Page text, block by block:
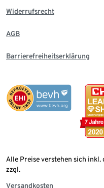
Widerrufsrecht
AGB
Barrierefreiheitserklärung
Alle Preise verstehen sich
zzgl.
Versandkosten